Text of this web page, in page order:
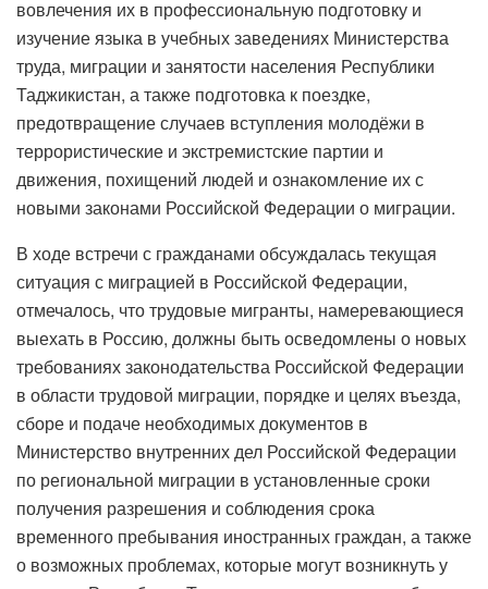
вовлечения их в профессиональную подготовку и
изучение языка в учебных заведениях Министерства
труда, миграции и занятости населения Республики
Таджикистан, а также подготовка к поездке,
предотвращение случаев вступления молодёжи в
террористические и экстремистские партии и
движения, похищений людей и ознакомление их с
новыми законами Российской Федерации о миграции.
В ходе встречи с гражданами обсуждалась текущая
ситуация с миграцией в Российской Федерации,
отмечалось, что трудовые мигранты, намеревающиеся
выехать в Россию, должны быть осведомлены о новых
требованиях законодательства Российской Федерации
в области трудовой миграции, порядке и целях въезда,
сборе и подаче необходимых документов в
Министерство внутренних дел Российской Федерации
по региональной миграции в установленные сроки
получения разрешения и соблюдения срока
временного пребывания иностранных граждан, а также
о возможных проблемах, которые могут возникнуть у